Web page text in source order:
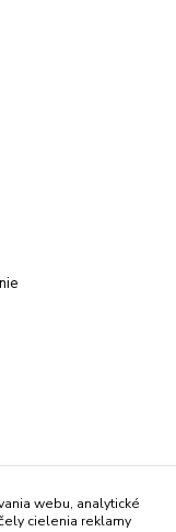
webu, analytické
cielenia reklamy